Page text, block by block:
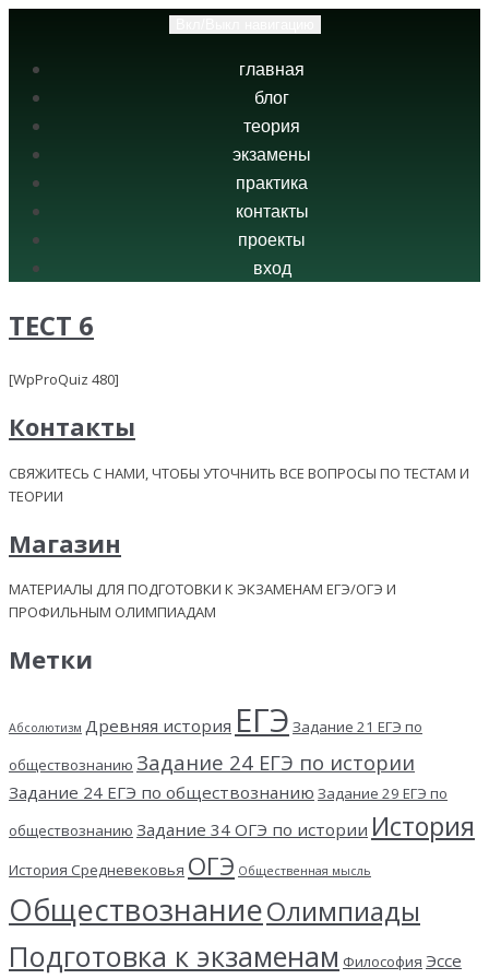
главная
блог
теория
экзамены
практика
контакты
проекты
вход
ТЕСТ 6
[WpProQuiz 480]
Контакты
СВЯЖИТЕСЬ С НАМИ, ЧТОБЫ УТОЧНИТЬ ВСЕ ВОПРОСЫ ПО ТЕСТАМ И
ТЕОРИИ
Магазин
МАТЕРИАЛЫ ДЛЯ ПОДГОТОВКИ К ЭКЗАМЕНАМ ЕГЭ/ОГЭ И
ПРОФИЛЬНЫМ ОЛИМПИАДАМ
Метки
Абсолютизм Древняя история ЕГЭ Задание 21 ЕГЭ по
обществознанию Задание 24 ЕГЭ по истории
Задание 24 ЕГЭ по обществознанию Задание 29 ЕГЭ по
обществознанию Задание 34 ОГЭ по истории История
История Средневековья ОГЭ Общественная мысль
ОбществознаниеОлимпиады
Подготовка к экзаменам Философия Эссе